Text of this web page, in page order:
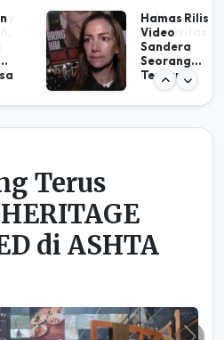
4
Hamas Rilis
Video
Sandera
Seorang
Tentara
Israel di
Gaza
Tahun
Tanah Papua,